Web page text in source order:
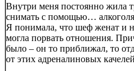
Внутри меня постоянно жила
снимать с помощью…
Я понимала, что шеф женат и
могла порвать отношения.
было – он то приближал, то
от этих адреналиновых